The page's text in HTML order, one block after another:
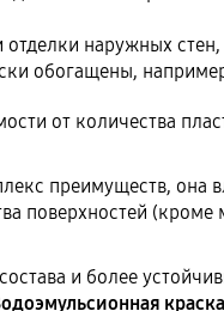
наружных
обогащены,
от количества
преимуществ, она
поверхностей (кроме
и более
краска